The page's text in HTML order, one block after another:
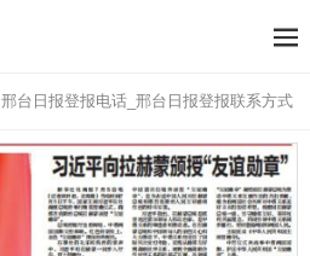
邢台日报登报电话_邢台日报登报联系方式